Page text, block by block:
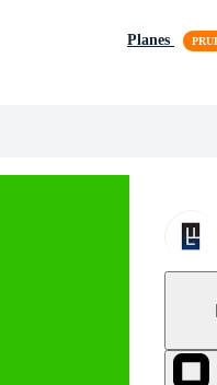
Planes